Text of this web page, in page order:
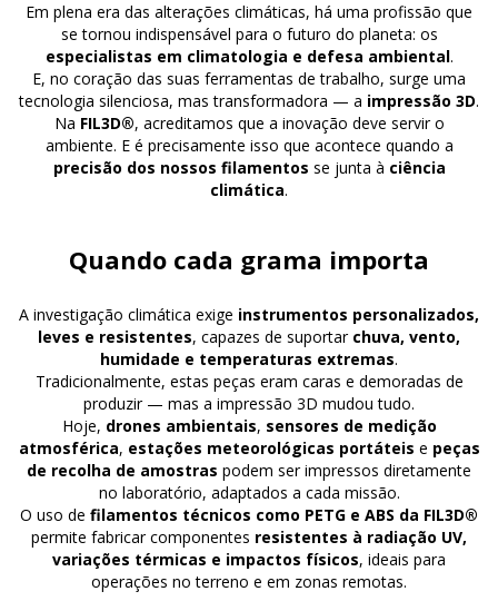
Em plena era das alterações climáticas, há uma profissão que
se tornou indispensável para o futuro do planeta: os
especialistas em climatologia e defesa ambiental.
E, no coração das suas ferramentas de trabalho, surge uma
tecnologia silenciosa, mas transformadora — a impressão 3D.
Na FIL3D®, acreditamos que a inovação deve servir o
ambiente. E é precisamente isso que acontece quando a
precisão dos nossos filamentos se junta à ciência
climática.
Quando cada grama importa
A investigação climática exige instrumentos personalizados,
leves e resistentes, capazes de suportar chuva, vento,
humidade e temperaturas extremas.
Tradicionalmente, estas peças eram caras e demoradas de
produzir — mas a impressão 3D mudou tudo.
Hoje, drones ambientais, sensores de medição
atmosférica, estações meteorológicas portáteis e peças
de recolha de amostras podem ser impressos diretamente
no laboratório, adaptados a cada missão.
O uso de filamentos técnicos como PETG e ABS da FIL3D®
permite fabricar componentes resistentes à radiação UV,
variações térmicas e impactos físicos, ideais para
operações no terreno e em zonas remotas.